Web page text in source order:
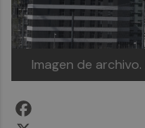
Imagen de archivo.